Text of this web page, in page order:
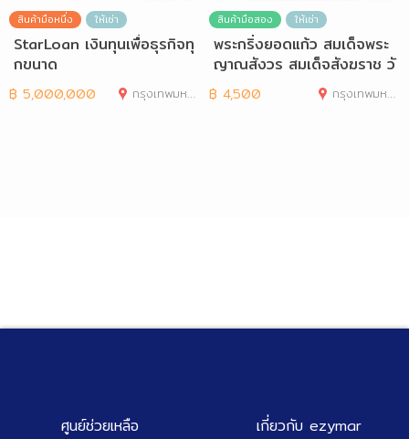
สินค้ามือหนึ่ง ให้เช่า
StarLoan เงินทุนเพื่อธุรกิจทุ
กขนาด
฿ 5,000,000 กรุงเทพมหานคร
สินค้ามือสอง ให้เช่า
พระกริ่งยอดแก้ว สมเด็จพระ
ญาณสังวร สมเด็จสังฆราช วั
ดบวรนิเวศฯ
฿ 4,500 กรุงเทพมหานคร
ศูนย์ช่วยเหลือ เกี่ยวกับ ezymar